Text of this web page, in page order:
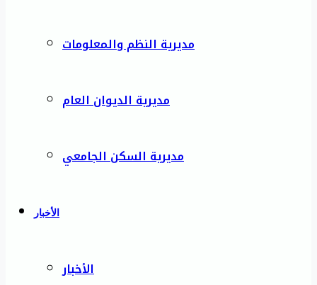
مديرية النظم والمعلومات
مديرية الديوان العام
مديرية السكن الجامعي
الأخبار
الأخبار